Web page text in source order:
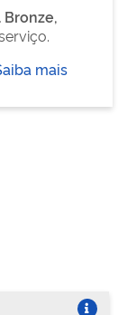
mais